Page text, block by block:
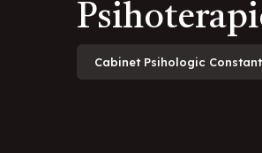
Cabinet Psihologic